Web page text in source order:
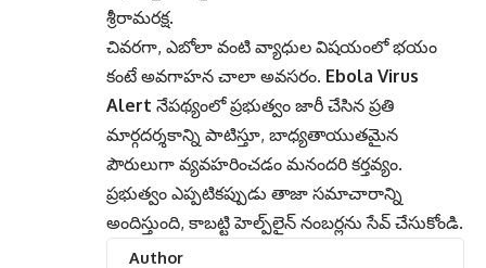
శ్రీరామరక్ష.
చివరగా, ఎబోలా వంటి వ్యాధుల విషయంలో భయం
కంటే అవగాహన చాలా అవసరం. Ebola Virus
Alert నేపథ్యంలో ప్రభుత్వం జారీ చేసిన ప్రతి
మార్గదర్శకాన్ని పాటిస్తూ, బాధ్యతాయుతమైన
పౌరులుగా వ్యవహరించడం మనందరి కర్తవ్యం.
ప్రభుత్వం ఎప్పటికప్పుడు తాజా సమాచారాన్ని
అందిస్తుంది, కాబట్టి హెల్ప్‌లైన్ నంబర్లను సేవ్ చేసుకోండి.
Author